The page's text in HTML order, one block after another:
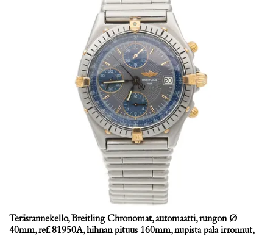
Teräsrannekello, Breitling Chronomat, automaatti, rungon Ø
40mm, ref. 81950A, hihnan pituus 160mm, nupista pala irronnut,